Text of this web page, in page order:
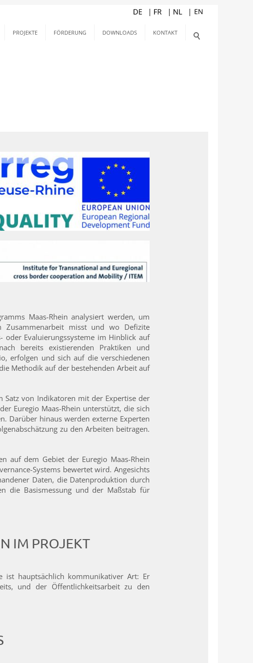
PROJEKTE FÖRDERUNG DOWNLOADS KONTAKT
Maas-Rhein analysiert werden, um
Zusammenarbeit misst und wo Defizite
oder Evaluierungssysteme im Hinblick auf
bereits existierenden Praktiken und
erfolgen und sich auf die verschiedenen
Methodik auf der bestehenden Arbeit auf
Satz von Indikatoren mit der Expertise der
Euregio Maas-Rhein unterstützt, die sich
Darüber hinaus werden externe Experten
zu den Arbeiten beitragen.
auf dem Gebiet der Euregio Maas-Rhein
Systems bewertet wird. Angesichts
Daten, die Datenproduktion durch
die Basismessung und der Maßstab für
IM PROJEKT
ist hauptsächlich kommunikativer Art: Er
und der Öffentlichkeitsarbeit zu den